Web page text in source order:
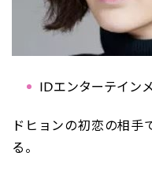
IDエンターテイン
ドヒョンの初恋の相手
る。